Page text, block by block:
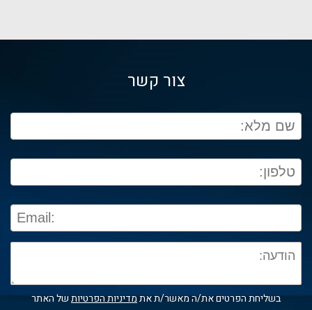
צור קשר
בשליחת הפרטים את/ה מאשר/ת אתמדיניות הפרטיותשל האתר